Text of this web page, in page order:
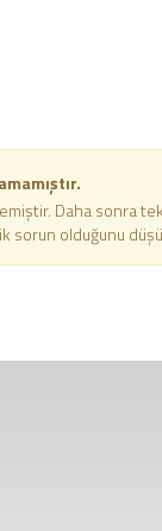
Daha sonra
sorun olduğunu